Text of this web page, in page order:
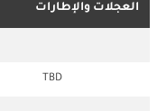
العجلات والإطارات
TBD